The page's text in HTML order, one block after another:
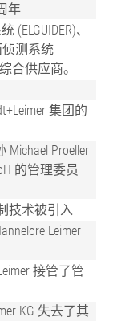
年
(ELGUIDER)、
侦测系统
合供应商。
集团的
Michael Proeller
的管理委员
技术被引入
Leimer
接管了管
KG 失去了其